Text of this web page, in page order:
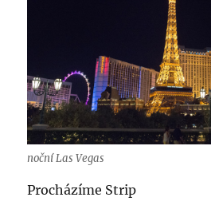
noční Las Vegas
Procházíme Strip